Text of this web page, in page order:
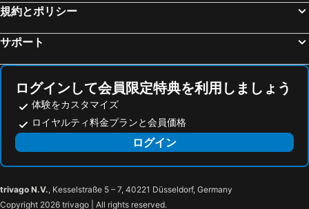
名古屋, 中部/北陸地方 宿泊施設 -
規約とポリシー
サポート
ログインして会員限定特典を利用しましょう
体験をカスタマイズ
ロイヤルティ料金プランと会員価格
ログイン
trivago N.V., Kesselstraße 5 – 7, 40221 Düsseldorf, Germany
Copyright 2026 trivago | All rights reserved.